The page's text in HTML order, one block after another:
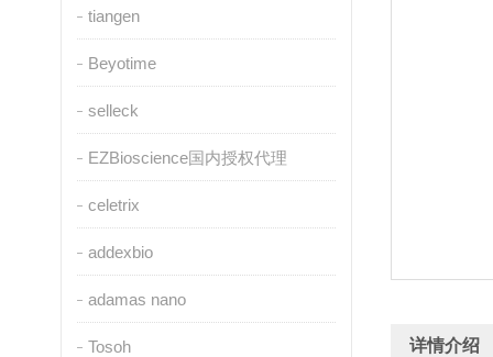
tiangen
Beyotime
selleck
EZBioscience国内授权代理
celetrix
addexbio
adamas nano
Tosoh 详情介绍